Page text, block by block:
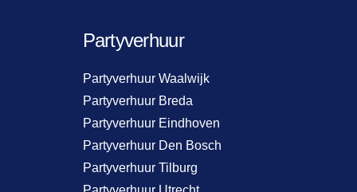
Partyverhuur
Partyverhuur Waalwijk
Partyverhuur Breda
Partyverhuur Eindhoven
Partyverhuur Den Bosch
Partyverhuur Tilburg